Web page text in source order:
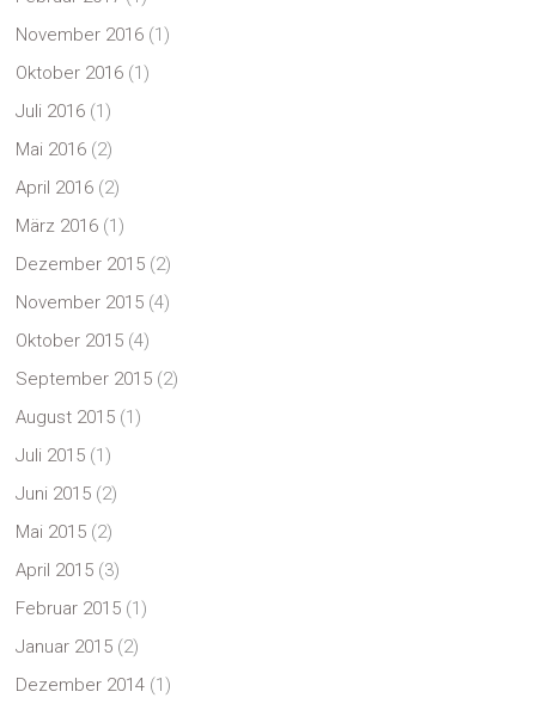
November 2016 (1)
Oktober 2016 (1)
Juli 2016 (1)
Mai 2016 (2)
April 2016 (2)
März 2016 (1)
Dezember 2015 (2)
November 2015 (4)
Oktober 2015 (4)
September 2015 (2)
August 2015 (1)
Juli 2015 (1)
Juni 2015 (2)
Mai 2015 (2)
April 2015 (3)
Februar 2015 (1)
Januar 2015 (2)
Dezember 2014 (1)